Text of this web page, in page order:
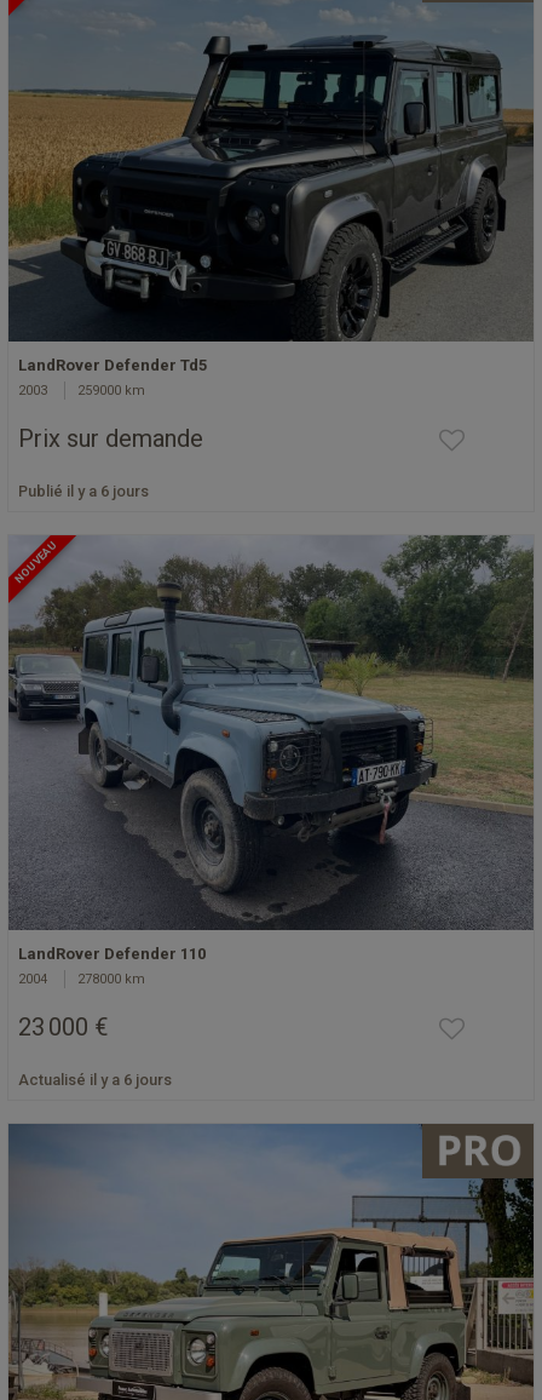
LandRover Defender Td5
2003 259000 km
Prix sur demande
Publié il y a 6 jours
NOUVEAU
LandRover Defender 110
2004 278000 km
23 000 €
Actualisé il y a 6 jours